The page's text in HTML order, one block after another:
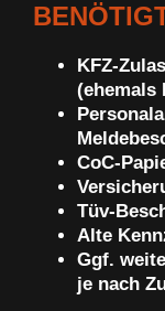
KFZ-
(ehemals
CoC-
Tüv-
Alte
Ggf.
je nach